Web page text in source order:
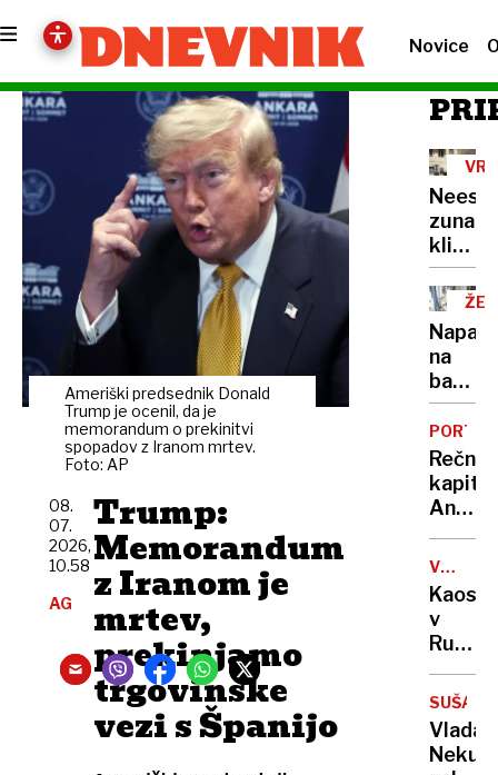
Novice
Ameriški predsednik Donald
Trump je ocenil, da je
memorandum o prekinitvi
spopadov z Iranom mrtev.
Foto: AP
Trump:
Memorandum
z Iranom je
mrtev,
prekinjamo
trgovinske
vezi s Španijo
08.
07.
2026,
10.58
AG
ŽE
Napadi
na
veliko
škodo
že
sama
Rečni
Anže
Logar
izdelal
prvo
in
edino
leseno
barko
za
VOJNA
V
Kaos
v
Rusiji:
ženske
začele
vojno
za
SUŠA
Vlada
Neku